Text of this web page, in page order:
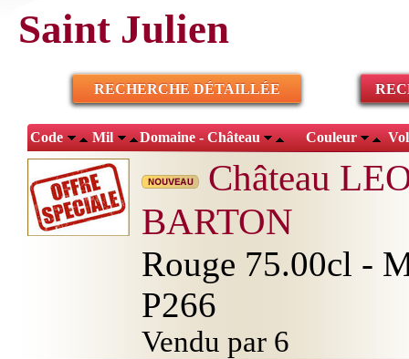
Saint Julien
RECHERCHE DÉTAILLÉE
Code Mil Domaine - Château Couleur
Château
BARTON
Rouge 75.00cl -
P266
Vendu par 6